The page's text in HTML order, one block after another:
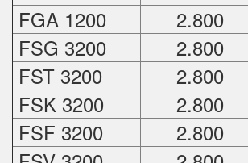
FGA 1200
2.800
FSG 3200
2.800
FST 3200
2.800
FSK 3200
2.800
FSF 3200
2.800